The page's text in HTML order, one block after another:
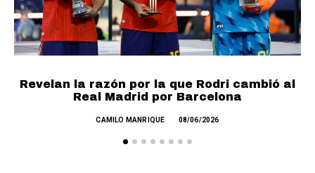
Revelan la razón por la que Rodri cambió al
Real Madrid por Barcelona
CAMILO MANRIQUE 08/06/2026